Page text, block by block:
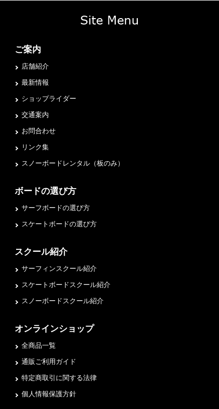
ご案内
店舗紹介
最新情報
ショップライダー
交通案内
お問合わせ
リンク集
スノーボードレンタル（板のみ）
ボードの選び方
サーフボードの選び方
スケートボードの選び方
スクール紹介
サーフィンスクール紹介
スケートボードスクール紹介
スノーボードスクール紹介
オンラインショップ
全商品一覧
通販ご利用ガイド
特定商取引に関する法律
個人情報保護方針